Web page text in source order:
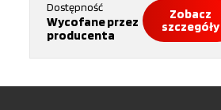
Dostępność
Wycofane przez
producenta
Zobacz
szczegóły